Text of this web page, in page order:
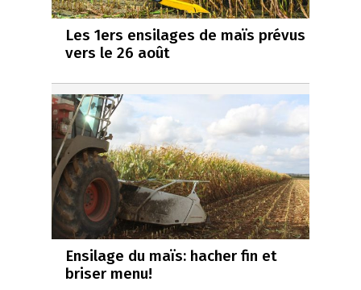
Les 1ers ensilages de maïs prévus
vers le 26 août
Ensilage du maïs: hacher fin et
briser menu!